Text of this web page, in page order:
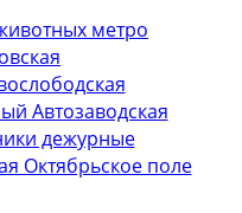
метро
Автозаводская
дежурные
Октябрьское поле